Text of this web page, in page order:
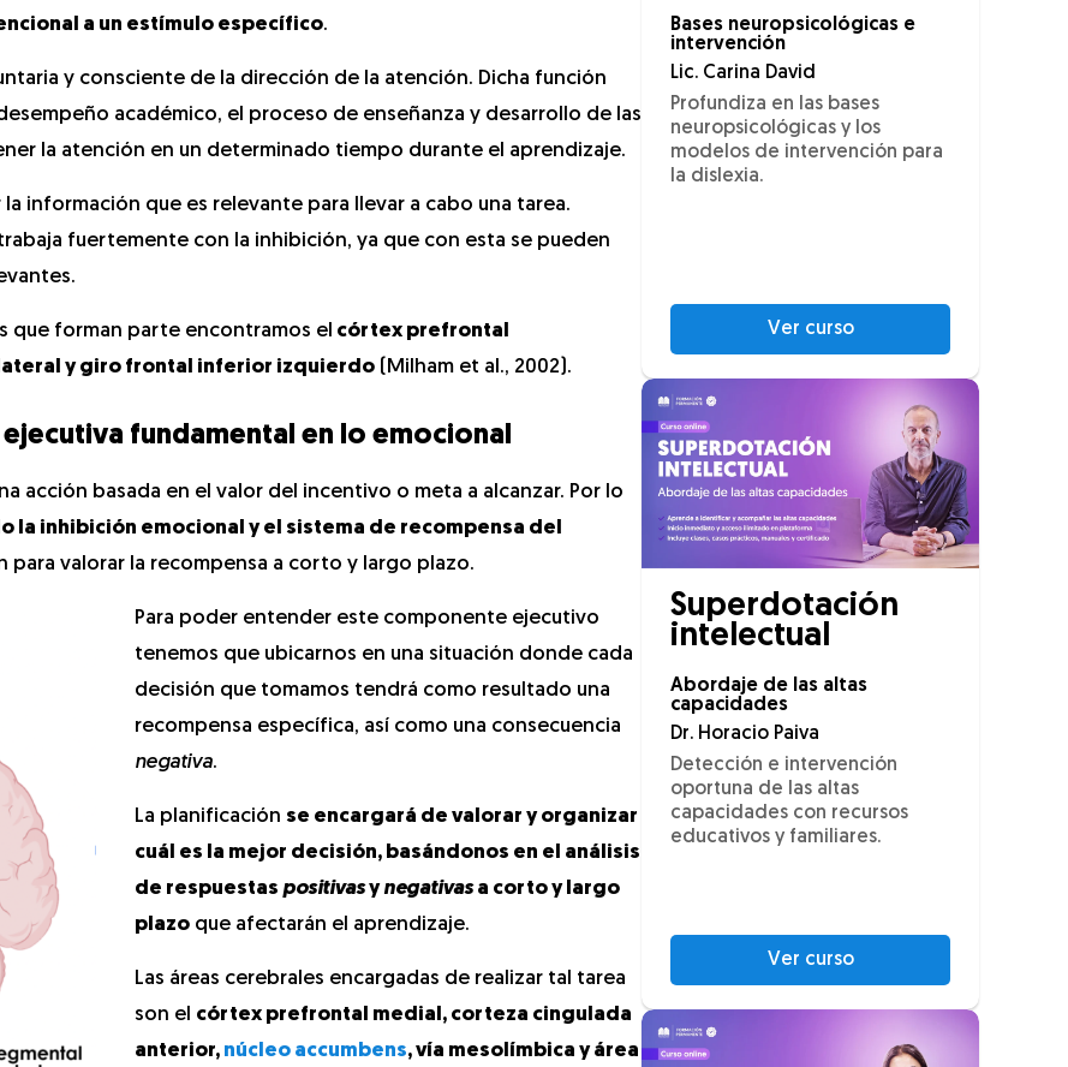
a un estímulo específico.
y consciente de la dirección de la atención. Dicha función
académico, el proceso de enseñanza y desarrollo de las
la atención en un determinado tiempo durante el aprendizaje.
información que es relevante para llevar a cabo una tarea.
fuertemente con la inhibición, ya que con esta se pueden
que forman parte encontramos el córtex prefrontal
y giro frontal inferior izquierdo (Milham et al., 2002).
fundamental en lo emocional
acción basada en el valor del incentivo o meta a alcanzar. Por lo
la inhibición emocional y el sistema de recompensa del
para valorar la recompensa a corto y largo plazo.
Para poder entender este componente ejecutivo
tenemos que ubicarnos en una situación donde cada
decisión que tomamos tendrá como resultado una
recompensa específica, así como una consecuencia
negativa.
La planificación se encargará de valorar y organizar
cuál es la mejor decisión, basándonos en el análisis
de respuestas positivasynegativasa corto y largo
plazo que afectarán el aprendizaje.
Las áreas cerebrales encargadas de realizar tal tarea
son el córtex prefrontal medial, corteza cingulada
anterior, núcleo accumbens, vía mesolímbica y área
Bases neuropsicológicas e
intervención
Lic. Carina David
Profundiza en las bases
neuropsicológicas y los
modelos de intervención para
la dislexia.
Ver curso
Superdotación
intelectual
Abordaje de las altas
capacidades
Dr. Horacio Paiva
Detección e intervención
oportuna de las altas
capacidades con recursos
educativos y familiares.
Ver curso